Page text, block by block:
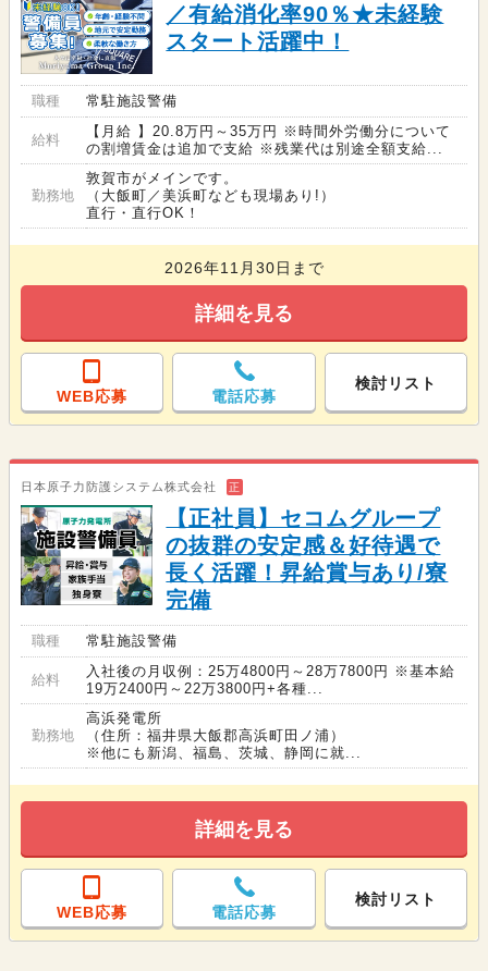
／有給消化率90％★未経験
スタート活躍中！
職種 常駐施設警備
給料
【月給 】20.8万円～35万円 ※時間外労働分について
の割増賃金は追加で支給 ※残業代は別途全額支給...
勤務地
敦賀市がメインです。
（大飯町／美浜町なども現場あり!）
直行・直行OK！
2026年11月30日まで
詳細を見る
WEB応募 電話応募
検討リスト
日本原子力防護システム株式会社 正
【正社員】セコムグループ
の抜群の安定感＆好待遇で
長く活躍！昇給賞与あり/寮
完備
職種 常駐施設警備
給料
入社後の月収例：25万4800円～28万7800円 ※基本給
19万2400円～22万3800円+各種...
勤務地
高浜発電所
（住所：福井県大飯郡高浜町田ノ浦）
※他にも新潟、福島、茨城、静岡に就...
詳細を見る
WEB応募 電話応募
検討リスト